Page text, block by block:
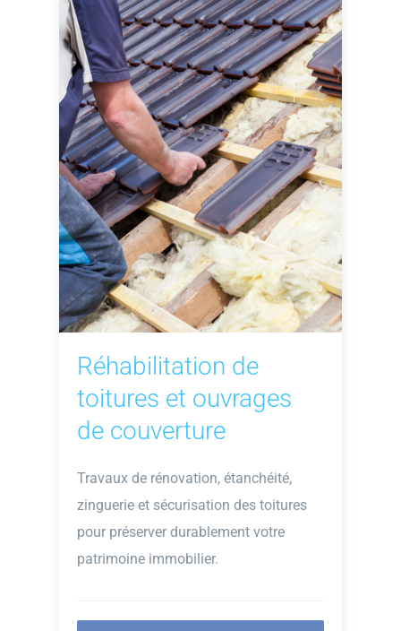
Réhabilitation de
toitures et ouvrages
de couverture
Travaux de rénovation, étanchéité,
zinguerie et sécurisation des toitures
pour préserver durablement votre
patrimoine immobilier.